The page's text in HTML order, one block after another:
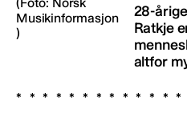
28-
Ratkje
altfor